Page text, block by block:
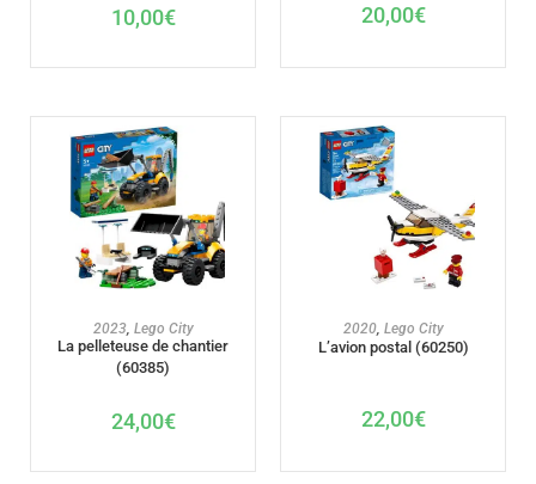
10,00€ 20,00€
AJOUTER AU PANIER
2023 Lego City
La pelleteuse de chantier
(60385)
24,00€
AJOUTER AU PANIER
2020, Lego City
L’avion postal (60250)
22,00€